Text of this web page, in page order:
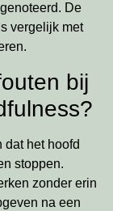
De
vergelijk met
bij
dat het hoofd
stoppen.
zonder erin
na een